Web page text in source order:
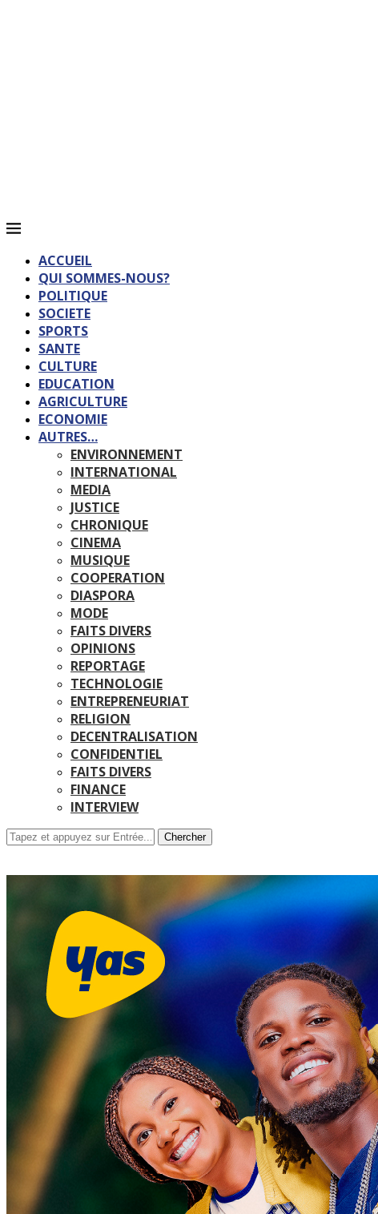
ACCUEIL
QUI SOMMES-NOUS?
POLITIQUE
SOCIETE
SPORTS
SANTE
CULTURE
EDUCATION
AGRICULTURE
ECONOMIE
AUTRES…
ENVIRONNEMENT
INTERNATIONAL
MEDIA
JUSTICE
CHRONIQUE
CINEMA
MUSIQUE
COOPERATION
DIASPORA
MODE
FAITS DIVERS
OPINIONS
REPORTAGE
TECHNOLOGIE
ENTREPRENEURIAT
RELIGION
DECENTRALISATION
CONFIDENTIEL
FAITS DIVERS
FINANCE
INTERVIEW
Chercher